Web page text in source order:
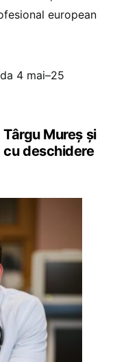
european
4 mai–25
Mureș și
deschidere